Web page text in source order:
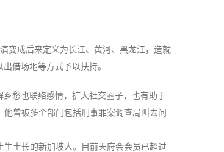
变成后来定义为长江、黄河、黑龙江，造就
借场地等方式予以扶持。
愁也联络感情，扩大社交圈子，也有助于
曾被多个部门包括刑事罪案调查局叫去问
土长的新加坡人。目前天府会会员已超过